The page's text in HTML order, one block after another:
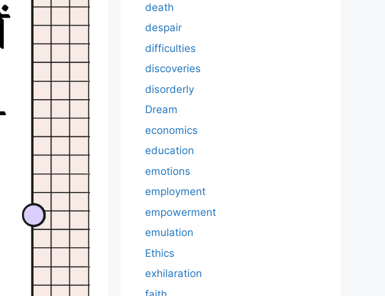
death
despair
difficulties
discoveries
disorderly
Dream
economics
education
emotions
employment
empowerment
emulation
Ethics
exhilaration